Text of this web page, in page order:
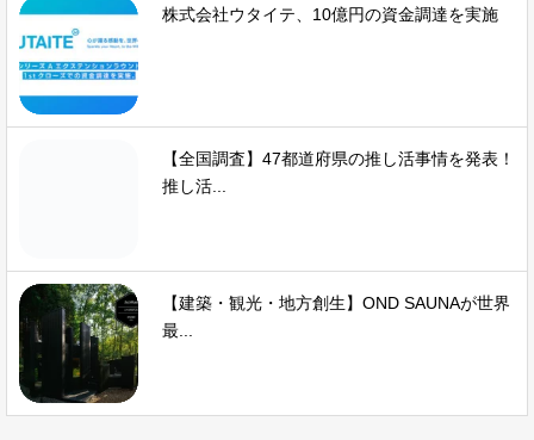
株式会社ウタイテ、10億円の資金調達を実施
【全国調査】47都道府県の推し活事情を発表！
推し活...
【建築・観光・地方創生】OND SAUNAが世界
最...